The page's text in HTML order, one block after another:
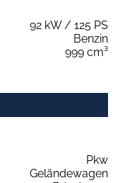
92 kW / 125 PS
Benzin
999 cm³
Pkw
Geländewagen